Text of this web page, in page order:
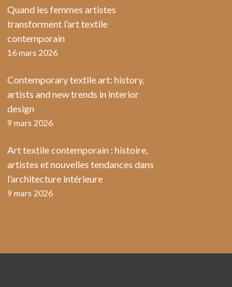
Quand les femmes artistes
transforment l’art textile
contemporain
16 mars 2026
Contemporary textile art: history,
artists and new trends in interior
design
9 mars 2026
Art textile contemporain : histoire,
artistes et nouvelles tendances dans
l’architecture intérieure
9 mars 2026